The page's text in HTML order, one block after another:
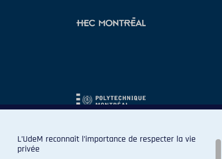
L’UdeM reconnaît l’importance de respecter la vie
privée